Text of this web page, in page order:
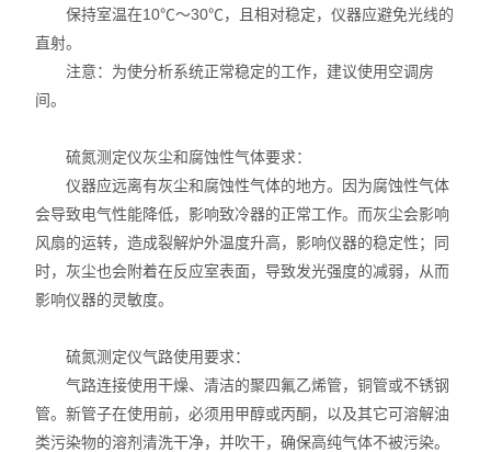
保持室温在10℃～30℃，且相对稳定，仪器应避免光线的
直射。
注意：为使分析系统正常稳定的工作，建议使用空调房
间。
硫氮测定仪灰尘和腐蚀性气体要求：
仪器应远离有灰尘和腐蚀性气体的地方。因为腐蚀性气体
会导致电气性能降低，影响致冷器的正常工作。而灰尘会影响
风扇的运转，造成裂解炉外温度升高，影响仪器的稳定性；同
时，灰尘也会附着在反应室表面，导致发光强度的减弱，从而
影响仪器的灵敏度。
硫氮测定仪气路使用要求：
气路连接使用干燥、清洁的聚四氟乙烯管，铜管或不锈钢
管。新管子在使用前，必须用甲醇或丙酮，以及其它可溶解油
类污染物的溶剂清洗干净，并吹干，确保高纯气体不被污染。